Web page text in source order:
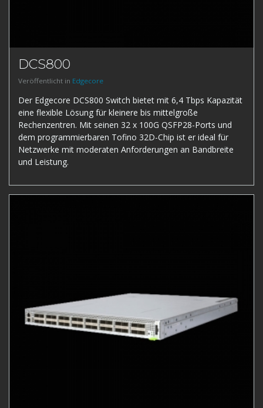
DCS800
Veröffentlicht in Edgecore
Der Edgecore DCS800 Switch bietet mit 6,4 Tbps Kapazität
eine flexible Lösung für kleinere bis mittelgroße
Rechenzentren. Mit seinen 32 x 100G QSFP28-Ports und
dem programmierbaren Tofino 32D-Chip ist er ideal für
Netzwerke mit moderaten Anforderungen an Bandbreite
und Leistung.